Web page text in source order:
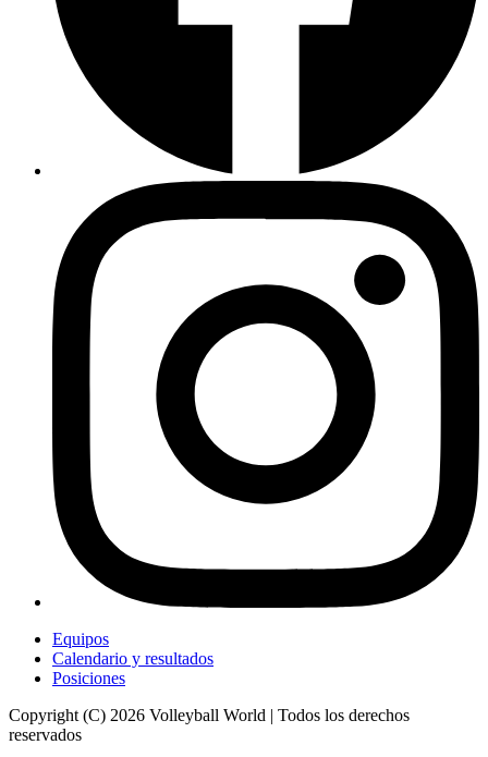
Equipos
Calendario y resultados
Posiciones
Copyright (C) 2026 Volleyball World | Todos los derechos
reservados